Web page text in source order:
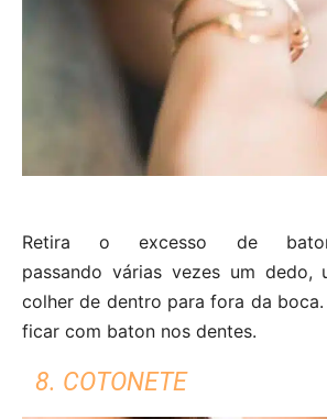
Retira o excesso de
passando várias vezes um dedo,
colher de dentro para fora da
ficar com baton nos dentes.
8. COTONETE